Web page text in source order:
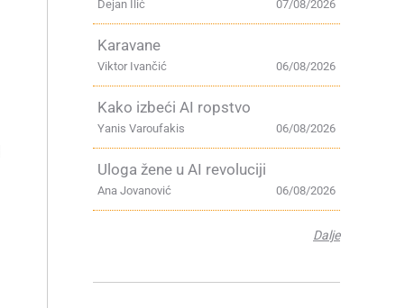
07/08/2026
Dejan Ilić
Karavane
06/08/2026
Viktor Ivančić
Kako izbeći AI ropstvo
06/08/2026
Yanis Varoufakis
Uloga žene u AI revoluciji
06/08/2026
Ana Jovanović
Dalje